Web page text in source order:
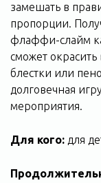
замешать в
пропорции.
флаффи-слайм
сможет
блестки или
долговечная
мероприятия.
Для кого: для